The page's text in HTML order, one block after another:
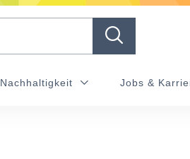
Nachhaltigkeit Jobs &